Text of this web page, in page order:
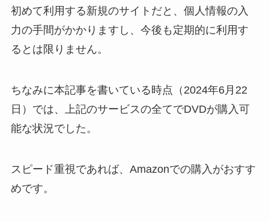
初めて利用する新規のサイトだと、個人情報の入
力の手間がかかりますし、今後も定期的に利用す
るとは限りません。
ちなみに本記事を書いている時点（2024年6月22
日）では、上記のサービスの全てでDVDが購入可
能な状況でした。
スピード重視であれば、Amazonでの購入がおすす
めです。